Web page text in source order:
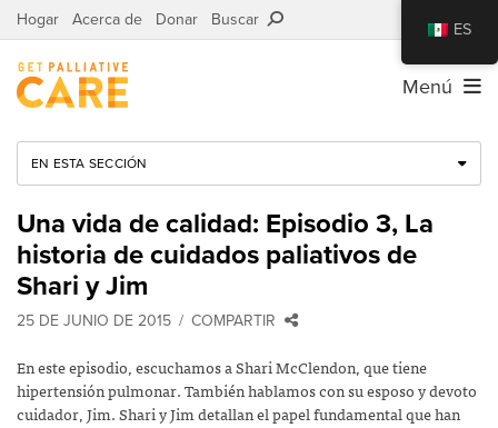
Hogar Acerca de Donar Buscar
Menú
EN ESTA SECCIÓN
Una vida de calidad: Episodio 3, La
historia de cuidados paliativos de
Shari y Jim
25 DE JUNIO DE 2015 COMPARTIR
En este episodio, escuchamos a Shari McClendon, que tiene
hipertensión pulmonar. También hablamos con su esposo y devoto
cuidador, Jim. Shari y Jim detallan el papel fundamental que han
ES